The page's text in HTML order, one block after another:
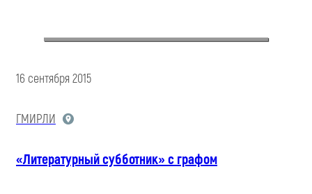
16 сентября 2015
ГМИРЛИ
«Литературный субботник» с графом